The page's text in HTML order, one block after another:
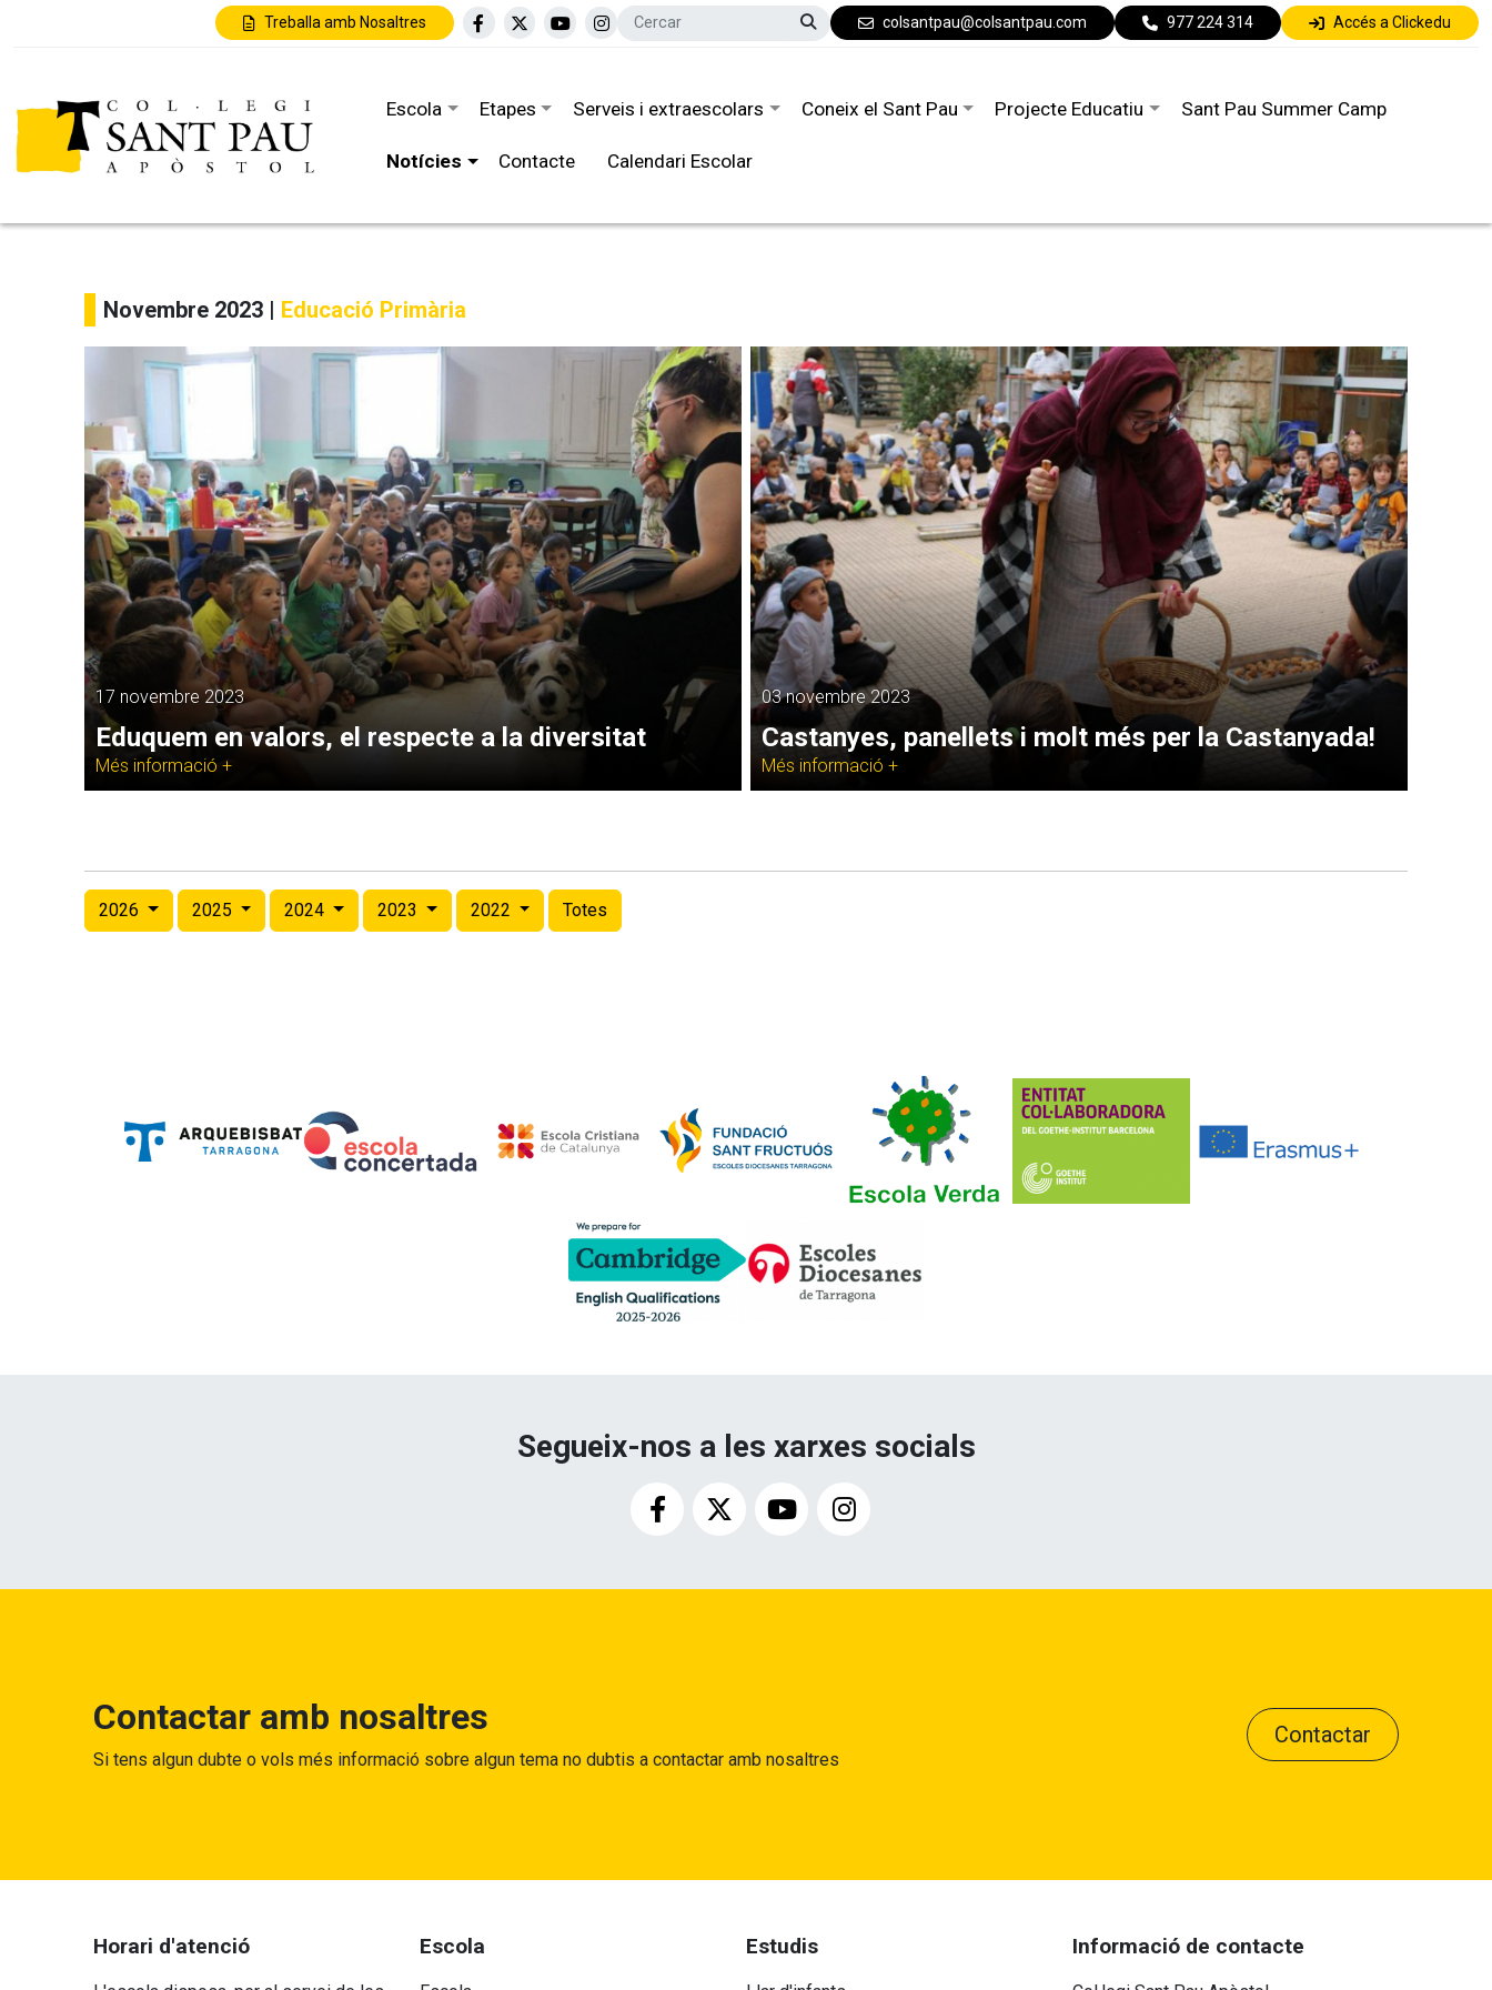
Treballa amb Nosaltres colsantpau@colsantpau.com 977 224 314 Accés a Clickedu
Escola Etapes Serveis i extraescolars Coneix el Sant Pau Projecte Educatiu Sant Pau Summer Camp
Notícies Contacte Calendari Escolar
Novembre 2023 | Educació Primària
17 novembre 2023
Eduquem en valors, el respecte a la diversitat
Més informació +
03 novembre 2023
Castanyes, panellets i molt més per la Castanyada!
Més informació +
2026 2025 2024 2023 2022 Totes
Segueix-nos a les xarxes socials
Contactar amb nosaltres
Si tens algun dubte o vols més informació sobre algun tema no dubtis a contactar amb nosaltres
Contactar
Horari d'atenció Escola Estudis Informació de contacte